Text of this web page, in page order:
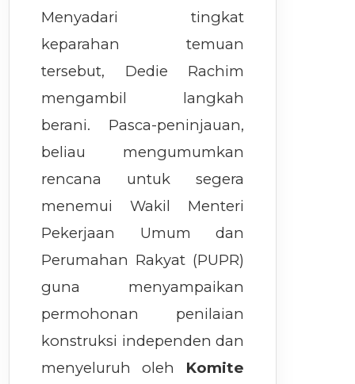
Menyadari tingkat
keparahan temuan
tersebut, Dedie Rachim
mengambil langkah
berani. Pasca-peninjauan,
beliau mengumumkan
rencana untuk segera
menemui Wakil Menteri
Pekerjaan Umum dan
Perumahan Rakyat (PUPR)
guna menyampaikan
permohonan penilaian
konstruksi independen dan
menyeluruh oleh Komite